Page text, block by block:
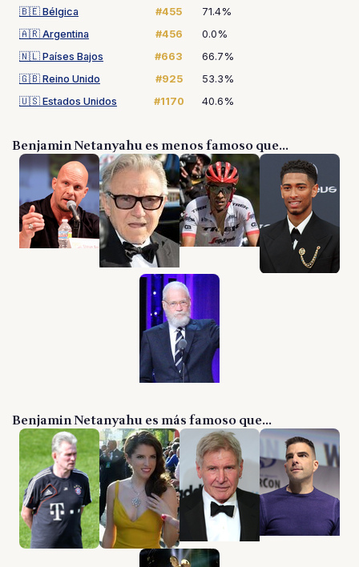
🇧🇪 Bélgica #455
71.4%
🇦🇷 Argentina #456
0.0%
🇳🇱 Países Bajos #663
66.7%
🇬🇧 Reino Unido #925
53.3%
🇺🇸 Estados Unidos #1170 40.6%
Benjamin Netanyahu es menos famoso que...
Benjamin Netanyahu es más famoso que...